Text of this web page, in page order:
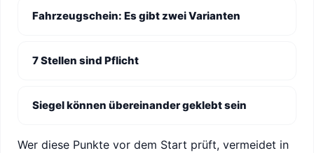
Fahrzeugschein: Es gibt zwei Varianten
7 Stellen sind Pflicht
Siegel können übereinander geklebt sein
Wer diese Punkte vor dem Start prüft, vermeidet in